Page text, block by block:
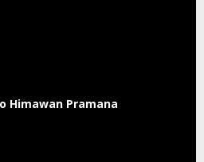
Himawan Pramana